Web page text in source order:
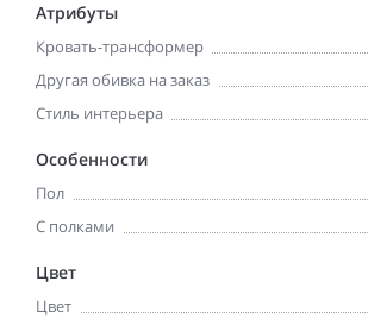
Атрибуты
Кровать-трансформер
Другая обивка на заказ
Стиль интерьера
Особенности
Пол
С полками
Цвет
Цвет